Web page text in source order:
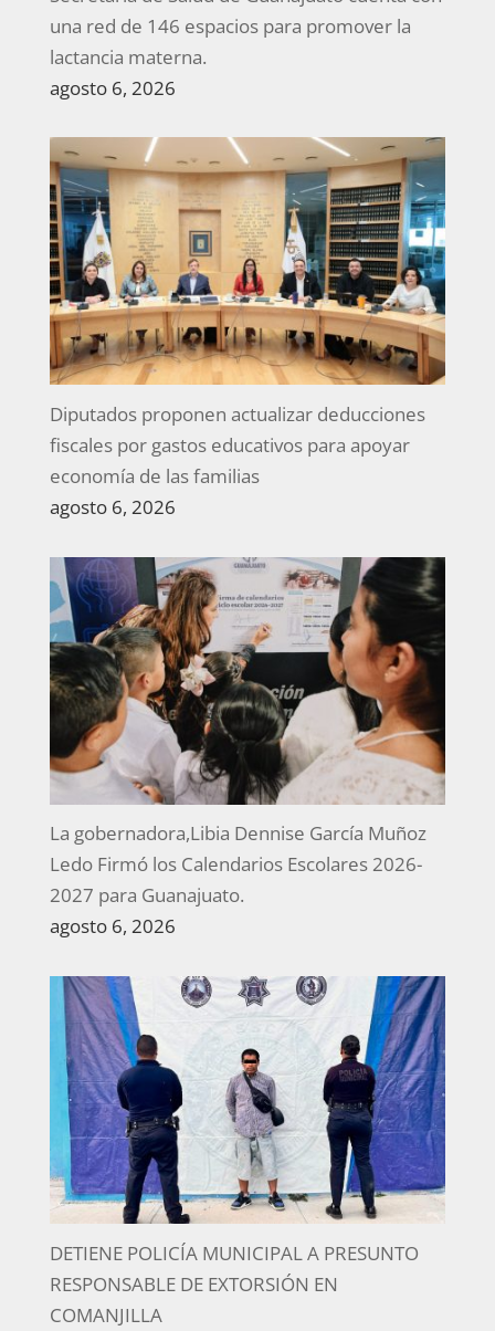
una red de 146 espacios para promover la
lactancia materna.
agosto 6, 2026
Diputados proponen actualizar deducciones
fiscales por gastos educativos para apoyar
economía de las familias
agosto 6, 2026
La gobernadora,Libia Dennise García Muñoz
Ledo Firmó los Calendarios Escolares 2026-
2027 para Guanajuato.
agosto 6, 2026
DETIENE POLICÍA MUNICIPAL A PRESUNTO
RESPONSABLE DE EXTORSIÓN EN
COMANJILLA